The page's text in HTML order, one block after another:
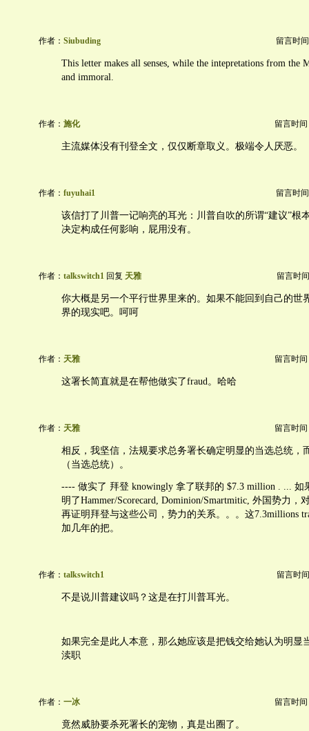
作者： Siubuding 留言时
This letter makes all senses, while the intepretations from the
and immoral.
作者： 施化 留言时间
主流媒体没有刊登全文，仅仅断章取义。极端令人厌恶。
作者： fuyuhai1 留言时
该信打了川普一记响亮的耳光：川普自吹的所谓“建议”根
决定构成任何影响，屁用没有。
作者： talkswitch1 回复 天雅 留言时
你大概是另一个平行世界里来的。如果不能回到自己的世
界的现实吧。呵呵
作者： 天雅 留言时间
这署长简直就是在帮他做实了fraud。哈哈
作者： 天雅 留言时间
相反，我坚信，法规要求总务署长确定明显的当选总统，
（当选总统）。
---- 做实了 拜登 knowingly 拿了联邦的 $7.3 million . ... 如
明了Hammer/Scorecard, Dominion/Smartmitic, 外国势力，
再证明拜登与这些公司，势力的关系。。。这7.3millions
加几年的把。
作者： talkswitch1 留言时
不是说川普建议吗？这是在打川普耳光。
如果完全是此人本意，那么她应该是把钱交给她认为明显
渎职
作者： 一冰 留言时间
竟然威胁要杀死署长的宠物，真是出圈了。